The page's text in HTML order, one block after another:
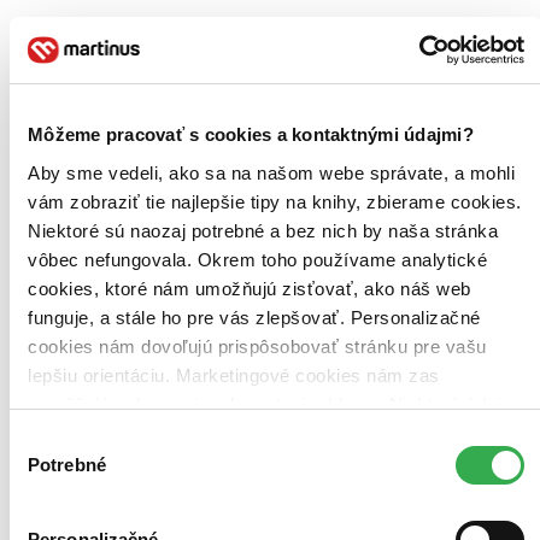
Môžeme pracovať s cookies a kontaktnými údajmi?
Aby sme vedeli, ako sa na našom webe správate, a mohli
vám zobraziť tie najlepšie tipy na knihy, zbierame cookies.
Niektoré sú naozaj potrebné a bez nich by naša stránka
vôbec nefungovala. Okrem toho používame analytické
cookies, ktoré nám umožňujú zisťovať, ako náš web
funguje, a stále ho pre vás zlepšovať. Personalizačné
cookies nám dovoľujú prispôsobovať stránku pre vašu
lepšiu orientáciu. Marketingové cookies nám zas
umožňujú zobrazenie relevantnej reklamy. Niektoré údaje
keby sme mohli používať všetky tieto cookies. Ďakujeme!
súhlasu
Potrebné
5,0
6,70 €
Martin Munkanapísal recenziu
21.09.2023 15:24
Ďalší skvelý diel do zbierky. Dopĺňa diel o farme a človek získa
všetky základné poznatky k založeniu farmy, ktoré potrebuje.
Čítať viac